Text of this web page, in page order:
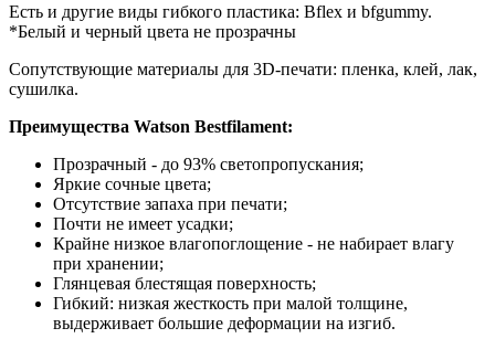
Есть и другие виды гибкого пластика: Bflex и bfgummy.
*Белый и черный цвета не прозрачны
Сопутствующие материалы для 3D-печати: пленка, клей, лак,
сушилка.
Преимущества Watson Bestfilament:
Прозрачный - до 93% светопропускания;
Яркие сочные цвета;
Отсутствие запаха при печати;
Почти не имеет усадки;
Крайне низкое влагопоглощение - не набирает влагу
при хранении;
Глянцевая блестящая поверхность;
Гибкий: низкая жесткость при малой толщине,
выдерживает большие деформации на изгиб.